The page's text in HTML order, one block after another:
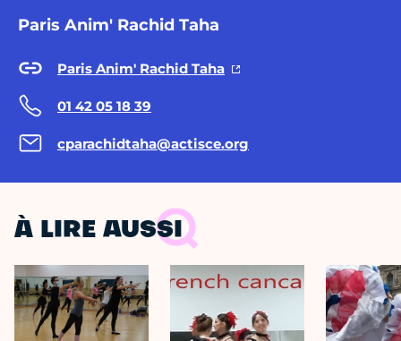
Paris Anim' Rachid Taha
Paris Anim' Rachid Taha
01 42 05 18 39
cparachidtaha@actisce.org
À LIRE AUSSI